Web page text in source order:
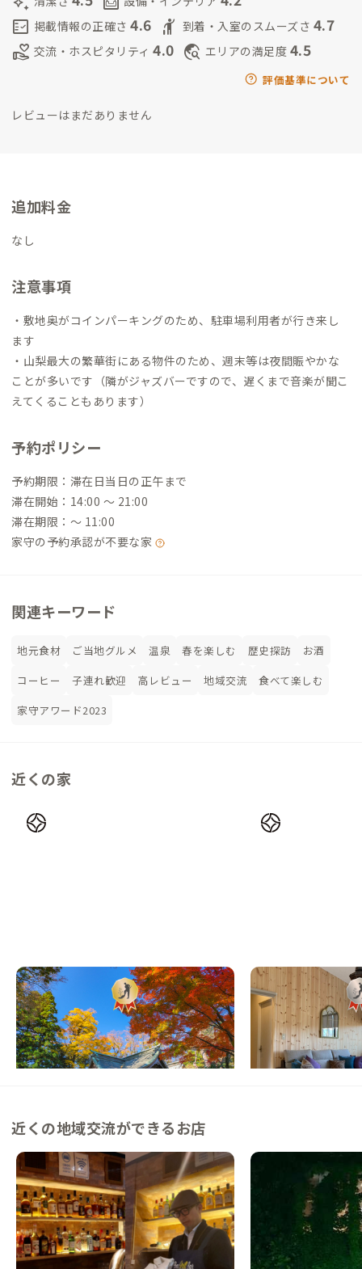
fact_check 掲載情報の正確さ 4.6 hail 到着・入室のスムーズさ 4.7
volunteer_activism 交流・ホスピタリティ 4.0 travel_explore エリアの満足度 4.5
評価基準について
レビューはまだありません
追加料金
なし
注意事項
・敷地奥がコインパーキングのため、駐車場利用者が行き来し
ます
・山梨最大の繁華街にある物件のため、週末等は夜間賑やかな
ことが多いです（隣がジャズバーですので、遅くまで音楽が聞こ
えてくることもあります）
予約ポリシー
予約期限：滞在日当日の正午まで
滞在開始：14:00 〜 21:00
滞在期限：〜 11:00
家守の予約承認が不要な家
関連キーワード
地元食材 ご当地グルメ 温泉 春を楽しむ 歴史探訪
お酒
コーヒー
子連れ歓迎 高レビュー 地域交流
食べて楽しむ
家守アワード2023
近くの家
富士吉田B邸
山梨県 戸建て
【駅徒歩2分】富士山信仰の歴史が育んだ、
おもてなしの街にある家
この家からの距離 28km
清里A邸
山梨県 戸建て
【東京から3時間】
ト地にある家
この家からの距離 29km
近くの地域交流ができるお店